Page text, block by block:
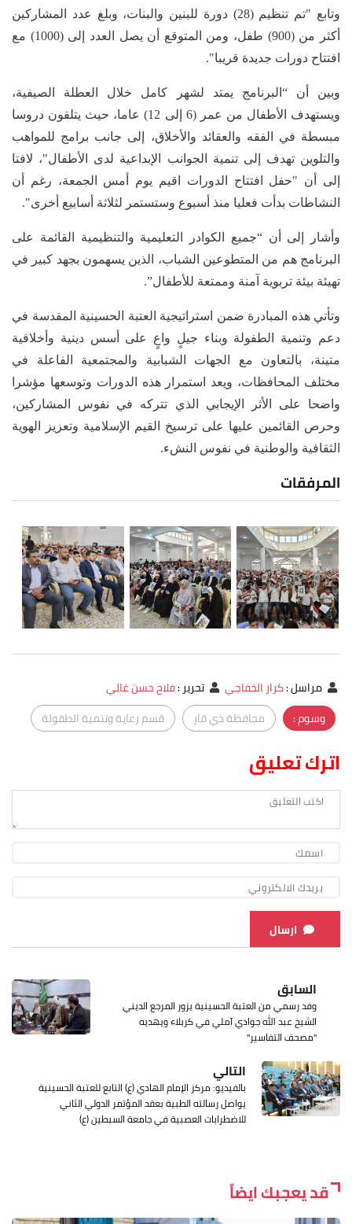
وتابع "تم تنظيم (28) دورة للبنين والبنات، وبلغ عدد المشاركين
أكثر من (900) طفل، ومن المتوقع أن يصل العدد إلى (1000) مع
افتتاح دورات جديدة قريبا".
وبين أن “البرنامج يمتد لشهر كامل خلال العطلة الصيفية،
ويستهدف الأطفال من عمر (6 إلى 12) عاما، حيث يتلقون دروسا
مبسطة في الفقه والعقائد والأخلاق، إلى جانب برامج للمواهب
والتلوين تهدف إلى تنمية الجوانب الإبداعية لدى الأطفال"، لافتا
إلى أن "حفل افتتاح الدورات اقيم يوم أمس الجمعة، رغم أن
النشاطات بدأت فعليا منذ أسبوع وستستمر لثلاثة أسابيع أخرى".
وأشار إلى أن “جميع الكوادر التعليمية والتنظيمية القائمة على
البرنامج هم من المتطوعين الشباب، الذين يسهمون بجهد كبير في
تهيئة بيئة تربوية آمنة وممتعة للأطفال”.
وتأتي هذه المبادرة ضمن استراتيجية العتبة الحسينية المقدسة في
دعم وتنمية الطفولة وبناء جيلٍ واعٍ على أسس دينية وأخلاقية
متينة، بالتعاون مع الجهات الشبابية والمجتمعية الفاعلة في
مختلف المحافظات، ويعد استمرار هذه الدورات وتوسعها مؤشرا
واضحا على الأثر الإيجابي الذي تتركه في نفوس المشاركين،
وحرص القائمين عليها على ترسيخ القيم الإسلامية وتعزيز الهوية
الثقافية والوطنية في نفوس النشء.
المرفقات
مراسل:كرار الخفاجي تحرير:فلاح حسن غالي
وسوم :
محافظة ذي قار قسم رعاية وتنمية الطفولة
اترك تعليق
ارسال
السابق
وفد رسمي من العتبة الحسينية يزور المرجع الديني
الشيخ عبد الله جوادي آملي في كربلاء ويهديه
"مصحف التفاسير"
التالي
بالفيديو: مركز الإمام الهادي (ع) التابع للعتبة الحسينية
يواصل رسالته الطبية بعقد المؤتمر الدولي الثاني
للاضطرابات العصبية في جامعة السبطين (ع)
قد يعجبك ايضاً